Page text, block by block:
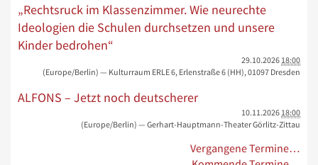
„Rechtsruck im Klassenzimmer. Wie neurechte
Ideologien die Schulen durchsetzen und unsere
Kinder bedrohen“
29.10.2026 18:00
(Europe/Berlin) — Kulturraum ERLE 6, Erlenstraße 6 (HH), 01097 Dresden
ALFONS – Jetzt noch deutscherer
10.11.2026 18:00
(Europe/Berlin) — Gerhart-Hauptmann-Theater Görlitz-Zittau
Vergangene Termine…